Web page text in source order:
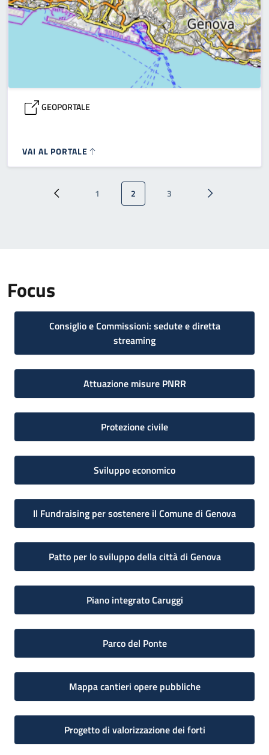
GEOPORTALE
VAI AL PORTALE
Paginazione
Pagina precedente
Pagina
1 Pagina attuale
2 Pagina
3 Pagina
Focus
Consiglio e Commissioni: sedute e diretta
streaming
Attuazione misure PNRR
Protezione civile
Sviluppo economico
Il Fundraising per sostenere il Comune di Genova
Patto per lo sviluppo della città di Genova
Piano integrato Caruggi
Parco del Ponte
Mappa cantieri opere pubbliche
Progetto di valorizzazione dei forti